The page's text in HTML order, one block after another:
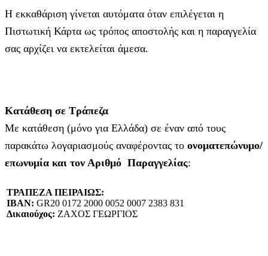
Η εκκαθάριση γίνεται αυτόματα όταν επιλέγεται η
Πιστωτική Κάρτα ως τρόπος αποστολής και η παραγγελία
σας αρχίζει να εκτελείται άμεσα.
Κατάθεση σε Τράπεζα
Με κατάθεση (μόνο για Ελλάδα) σε έναν από τους
παρακάτω λογαριασμούς αναφέροντας το ονοματεπώνυμο/
επωνυμία και τον Αριθμό Παραγγελίας:
ΤΡΑΠΕΖΑ ΠΕΙΡΑΙΩΣ:
IBAN: GR20 0172 2000 0052 0007 2383 831
Δικαιούχος: ΖΑΧΟΣ ΓΕΩΡΓΙΟΣ